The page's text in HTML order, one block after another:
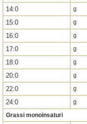
14:0 g
15:0 g
16:0 g
17:0 g
18:0 g
20:0 g
22:0 g
24:0 g
Grassi monoinsaturi